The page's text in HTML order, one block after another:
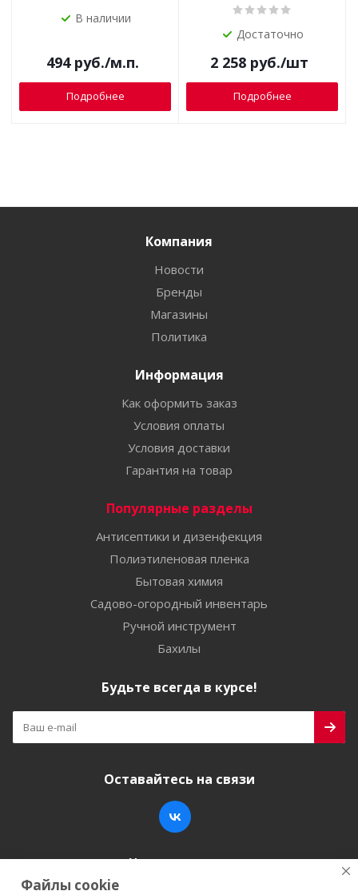
В наличии
494руб./м.п.
Подробнее
Достаточно
2 258 руб./шт
Подробнее
Компания
Новости
Бренды
Магазины
Политика
Информация
Как оформить заказ
Условия оплаты
Условия доставки
Гарантия на товар
Популярные разделы
Антисептики и дизенфекция
Полиэтиленовая пленка
Бытовая химия
Садово-огородный инвентарь
Ручной инструмент
Бахилы
Будьте всегда в курсе!
Оставайтесь на связи
Наши контакты
Файлы cookie